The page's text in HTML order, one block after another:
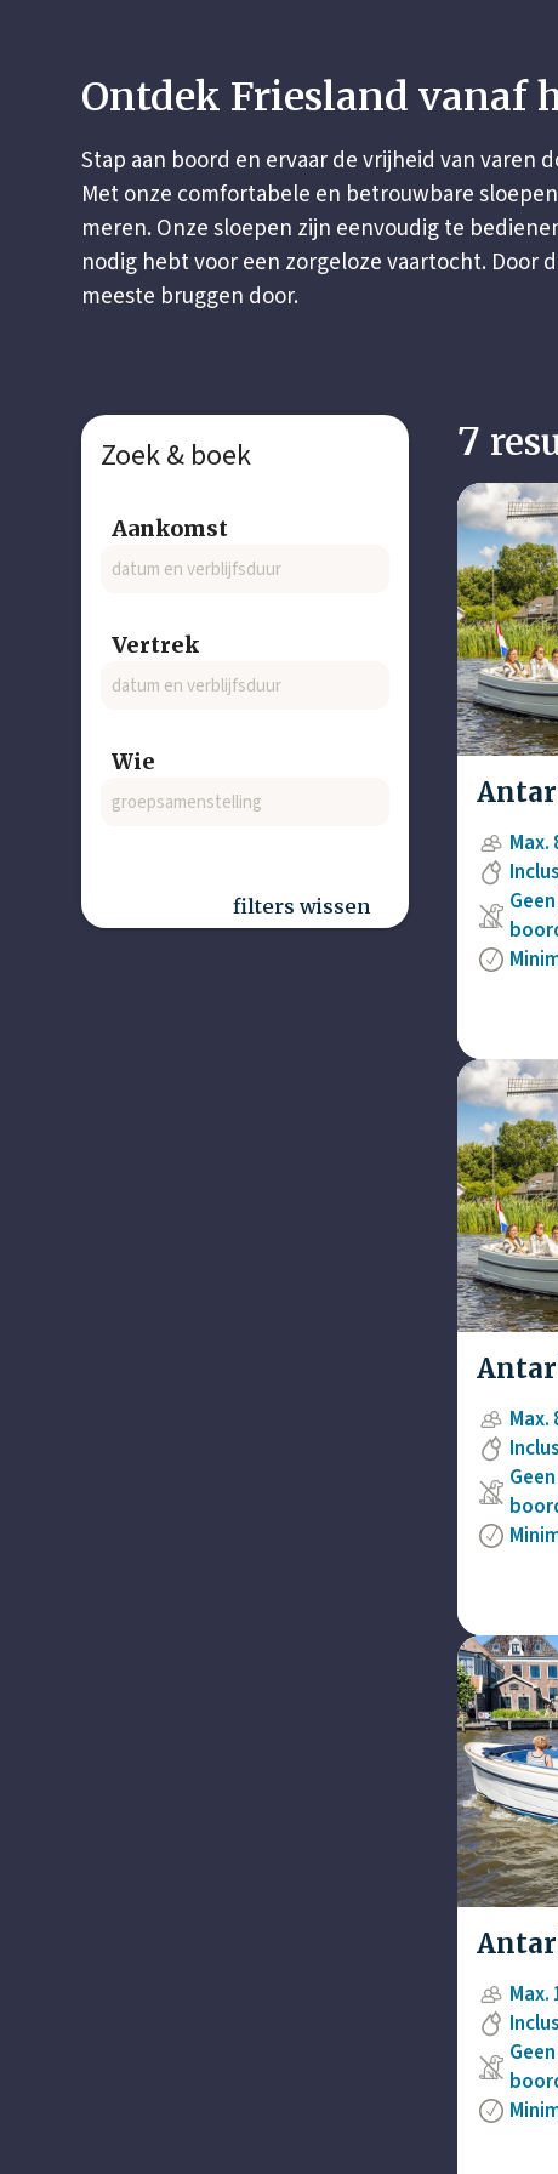
Ontdek Friesland vanaf
Stap aan boord en ervaar de vrijheid van varen
Met onze comfortabele en betrouwbare
meren. Onze sloepen zijn eenvoudig te
nodig hebt voor een zorgeloze vaartocht. Door
meeste bruggen door.
Zoek & boek
Aankomst
Vertrek
Wie
filters wissen
Max.
Max.
Max.